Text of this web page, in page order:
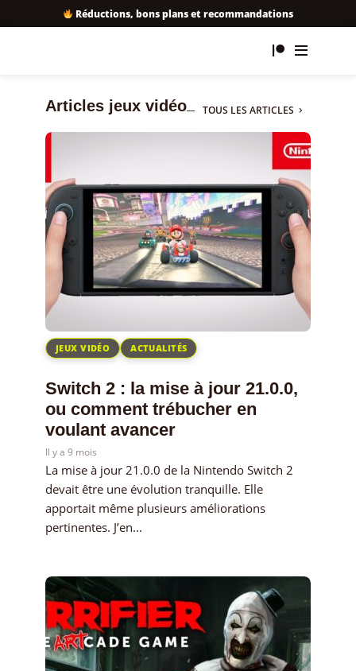
Réductions, bons plans et recommandations
Articles jeux vidéo TOUS LES ARTICLES
JEUX VIDÉO ACTUALITÉS
Switch 2 : la mise à jour 21.0.0,
ou comment trébucher en
voulant avancer
Il y a 9 mois
La mise à jour 21.0.0 de la Nintendo Switch 2
devait être une évolution tranquille. Elle
apportait même plusieurs améliorations
pertinentes. J’en...